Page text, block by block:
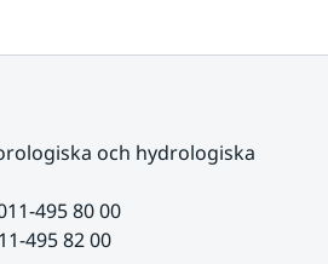
och hydrologiska
495 80 00
495 82 00